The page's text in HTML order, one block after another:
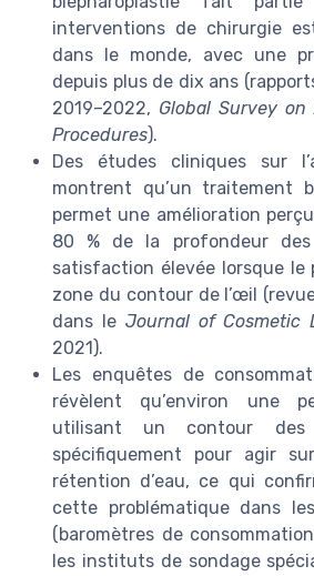
interventions de chirurgie
dans le monde, avec une
depuis plus de dix ans
2019–2022, Global Survey
Procedures).
Des études cliniques sur
montrent qu’un traitement
permet une amélioration
80 % de la profondeur
satisfaction élevée lorsque le
zone du contour de l’œil
dans le Journal of Cosmetic
2021).
Les enquêtes de
révèlent qu’environ une
utilisant un contour
spécifiquement pour agir
rétention d’eau, ce qui
cette problématique dans
(baromètres de
les instituts de sondage